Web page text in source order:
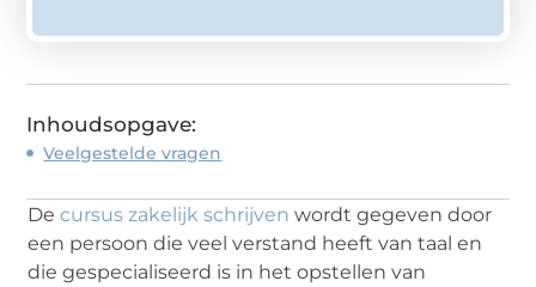
Inhoudsopgave:
Veelgestelde vragen
Decursus zakelijk schrijven wordt gegeven door
een persoon die veel verstand heeft van taal en
die gespecialiseerd is in het opstellen van